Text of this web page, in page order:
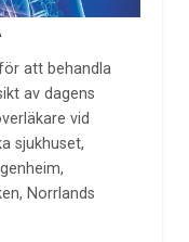
att behandla
av dagens
vid
sjukhuset,
Norrlands